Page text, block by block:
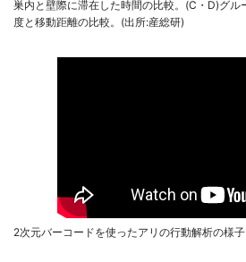
巣内と壁際に滞在した時間の比較。(C・D)グル
度と移動距離の比較。(出所:産総研)
2次元バーコードを使ったアリの行動解析の様